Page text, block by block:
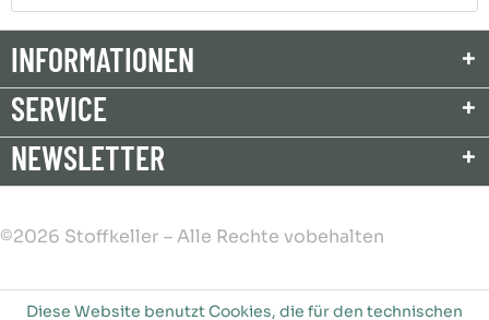
INFORMATIONEN
SERVICE
NEWSLETTER
©2026 Stoffkeller – Alle Rechte vobehalten
Diese Website benutzt Cookies, die für den technischen